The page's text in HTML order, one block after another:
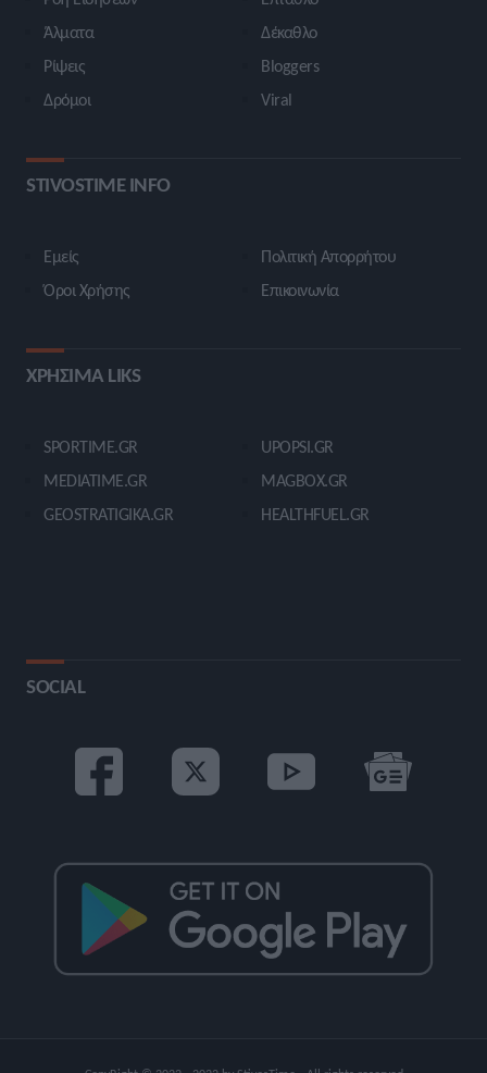
Άλματα
Ρίψεις
Δρόμοι
Δέκαθλο
Bloggers
Viral
STIVOSTIME INFO
Εμείς
Όροι Χρήσης
Πολιτική Απορρήτου
Επικοινωνία
ΧΡΗΣΙΜΑ LIKS
SPORTIME.GR
MEDIATIME.GR
GEOSTRATIGIKA.GR
UPOPSI.GR
MAGBOX.GR
HEALTHFUEL.GR
SOCIAL